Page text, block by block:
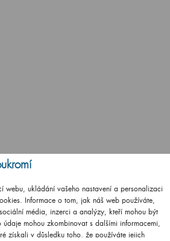
webu, ukládání vašeho nastavení a personalizaci
Informace o tom, jak náš web používáte,
média, inzerci a analýzy, kteří mohou být
údaje mohou zkombinovat s dalšími informacemi,
získali v důsledku toho, že používáte jejich